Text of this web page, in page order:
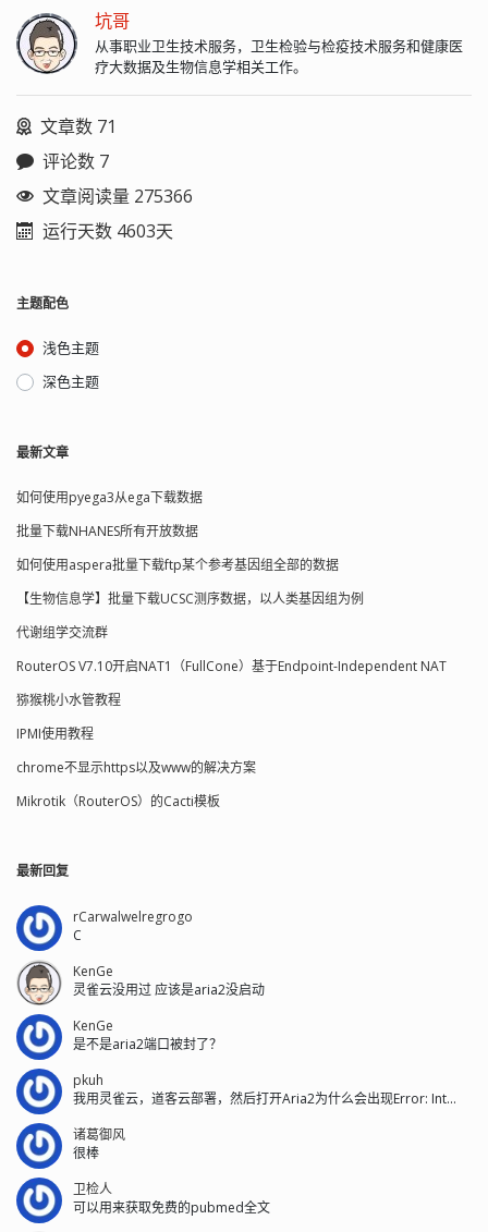
坑哥
从事职业卫生技术服务，卫生检验与检疫技术服务和健康医
疗大数据及生物信息学相关工作。
文章数 71
评论数 7
文章阅读量 275366
运行天数 4603天
主题配色
浅色主题
深色主题
最新文章
如何使用pyega3从ega下载数据
批量下载NHANES所有开放数据
如何使用aspera批量下载ftp某个参考基因组全部的数据
【生物信息学】批量下载UCSC测序数据，以人类基因组为例
代谢组学交流群
RouterOS V7.10开启NAT1（FullCone）基于Endpoint-Independent NAT
猕猴桃小水管教程
IPMI使用教程
chrome不显示https以及www的解决方案
Mikrotik（RouterOS）的Cacti模板
最新回复
rCarwalwelregrogo
C
KenGe
灵雀云没用过 应该是aria2没启动
KenGe
是不是aria2端口被封了？
pkuh
我用灵雀云，道客云部署，然后打开Aria2为什么会出现Error: Int...
诸葛御风
很棒
卫检人
可以用来获取免费的pubmed全文